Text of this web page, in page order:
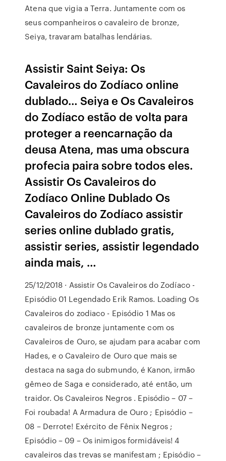
Atena que vigia a Terra. Juntamente com os
seus companheiros o cavaleiro de bronze,
Seiya, travaram batalhas lendárias.
Assistir Saint Seiya: Os
Cavaleiros do Zodíaco online
dublado… Seiya e Os Cavaleiros
do Zodíaco estão de volta para
proteger a reencarnação da
deusa Atena, mas uma obscura
profecia paira sobre todos eles.
Assistir Os Cavaleiros do
Zodíaco Online Dublado Os
Cavaleiros do Zodíaco assistir
series online dublado gratis,
assistir series, assistir legendado
ainda mais, …
25/12/2018 · Assistir Os Cavaleiros do Zodíaco -
Episódio 01 Legendado Erik Ramos. Loading Os
Cavaleiros do zodiaco - Episódio 1 Mas os
cavaleiros de bronze juntamente com os
Cavaleiros de Ouro, se ajudam para acabar com
Hades, e o Cavaleiro de Ouro que mais se
destaca na saga do submundo, é Kanon, irmão
gêmeo de Saga e considerado, até então, um
traidor. Os Cavaleiros Negros . Episódio – 07 –
Foi roubada! A Armadura de Ouro ; Episódio –
08 – Derrote! Exército de Fênix Negros ;
Episódio – 09 – Os inimigos formidáveis! 4
cavaleiros das trevas se manifestam ; Episódio –